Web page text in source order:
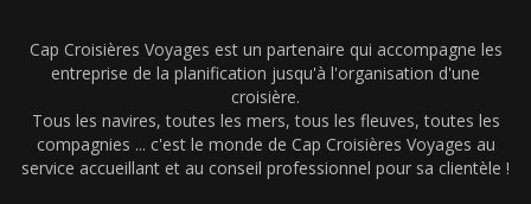
Cap Croisières Voyages est un partenaire qui accompagne les
entreprise de la planification jusqu'à l'organisation d'une
croisière.
Tous les navires, toutes les mers, tous les fleuves, toutes les
compagnies ... c'est le monde de Cap Croisières Voyages au
service accueillant et au conseil professionnel pour sa clientèle !